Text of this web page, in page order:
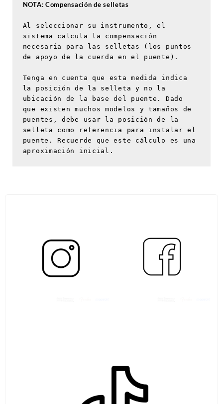
NOTA: Compensación de selletas
Al seleccionar su instrumento, el
sistema calcula la compensación
necesaria para las selletas (los puntos
de apoyo de la cuerda en el puente).
Tenga en cuenta que esta medida indica
la posición de la selleta y no la
ubicación de la base del puente. Dado
que existen muchos modelos y tamaños de
puentes, debe usar la posición de la
selleta como referencia para instalar el
puente. Recuerde que este cálculo es una
aproximación inicial.